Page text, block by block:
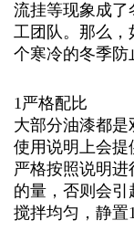
流挂等现象成
工团队。那么，
个寒冷的冬季防
1严格配比
大部分油漆都
使用说明上会
严格按照说明
的量，否则会
搅拌均匀，静置